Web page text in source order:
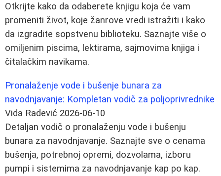
Otkrijte kako da odaberete knjigu koja će vam
promeniti život, koje žanrove vredi istražiti i kako
da izgradite sopstvenu biblioteku. Saznajte više o
omiljenim piscima, lektirama, sajmovima knjiga i
čitalačkim navikama.
Pronalaženje vode i bušenje bunara za
navodnjavanje: Kompletan vodič za poljoprivrednike
Vida Radević 2026-06-10
Detaljan vodič o pronalaženju vode i bušenju
bunara za navodnjavanje. Saznajte sve o cenama
bušenja, potrebnoj opremi, dozvolama, izboru
pumpi i sistemima za navodnjavanje kap po kap.